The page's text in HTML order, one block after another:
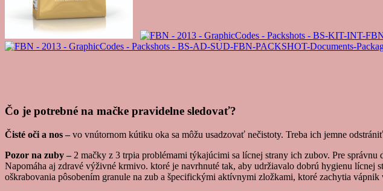
Čo je potrebné na mačke pravidelne sledovať?
Čisté oči a nos –vo vnútornom kútiku oka sa môžu usadzovať nečistoty. Treba ich jemne
Pozor na zuby – 2 mačky z 3 trpia problémami týkajúcimi sa lícnej strany ich zubov. Pre
Napomáha aj zdravé výživné krmivo. ktoré je navrhnuté tak, aby udržiavalo dobrú hygienu
oškrabovania pôsobením granule na zub a špecifickými aktívnymi zložkami, ktoré zachytia